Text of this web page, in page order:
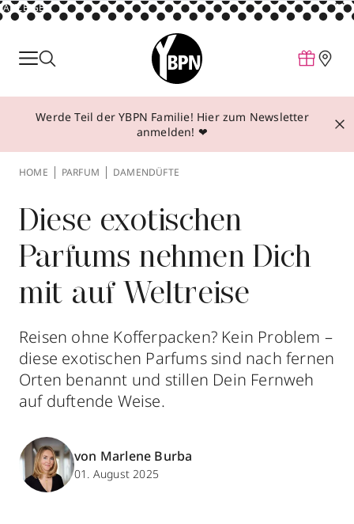
ANZEIGE
Parfum
Make-up
Behandlungen
Über YBPN
Aktionen
Storefinder
Werde Teil der YBPN Familie! Hier zum Newsletter
anmelden! ❤
HOME PARFUM DAMENDÜFTE
Diese exotischen
Parfums nehmen Dich
mit auf Weltreise
Reisen ohne Kofferpacken? Kein Problem –
diese exotischen Parfums sind nach fernen
Orten benannt und stillen Dein Fernweh
auf duftende Weise.
von Marlene Burba
01. August 2025